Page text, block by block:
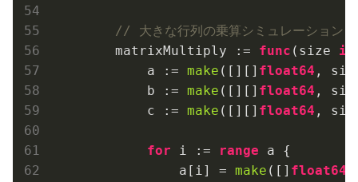
// 大きな行列の乗算シミュレーション
        matrixMultiply :=
func (size
            a :=
make ([][] float64 ,
            b :=
make ([][] float64 ,
            c :=
make ([][] float64 ,
for i := range a {
                a[i] =
make ([] float64